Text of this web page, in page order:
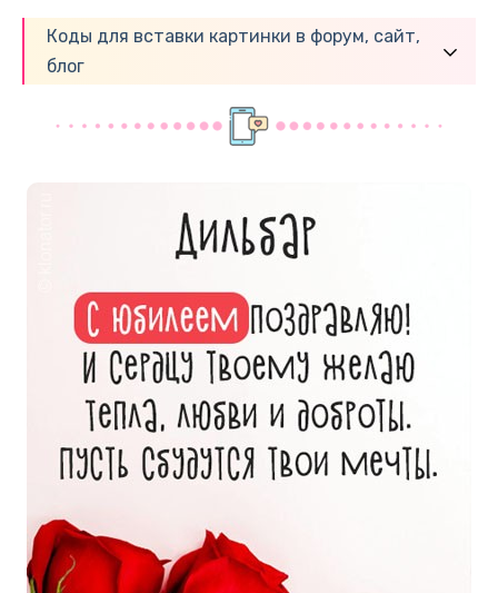
Коды для вставки картинки в форум, сайт,
блог